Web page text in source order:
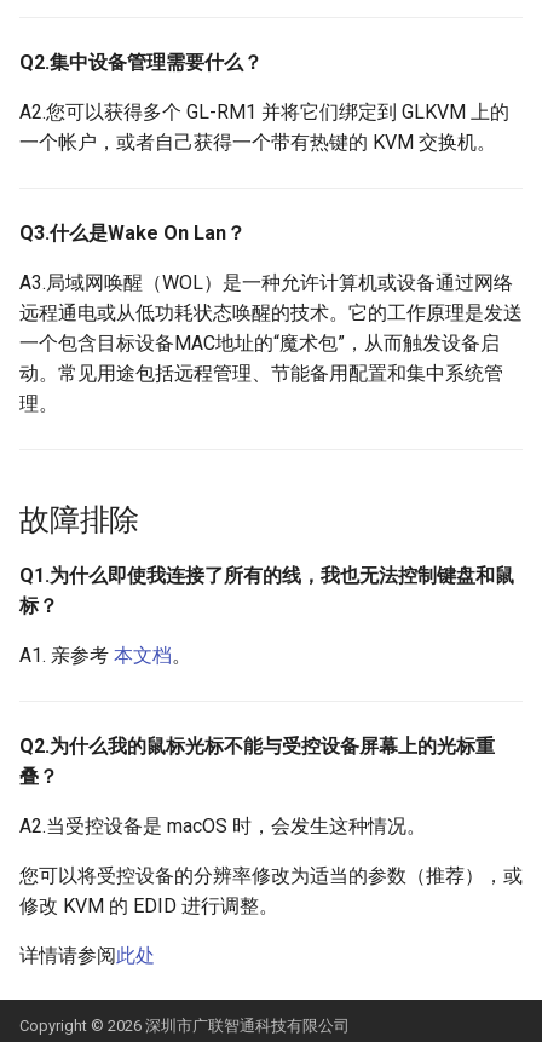
Q2.集中设备管理需要什么？
A2.您可以获得多个 GL-RM1 并将它们绑定到 GLKVM 上的
一个帐户，或者自己获得一个带有热键的 KVM 交换机。
Q3.什么是Wake On Lan？
A3.局域网唤醒（WOL）是一种允许计算机或设备通过网络
远程通电或从低功耗状态唤醒的技术。它的工作原理是发送
一个包含目标设备MAC地址的“魔术包”，从而触发设备启
动。常见用途包括远程管理、节能备用配置和集中系统管
理。
故障排除
Q1.为什么即使我连接了所有的线，我也无法控制键盘和鼠
标？
A1. 亲参考 本文档。
Q2.为什么我的鼠标光标不能与受控设备屏幕上的光标重
叠？
A2.当受控设备是 macOS 时，会发生这种情况。
您可以将受控设备的分辨率修改为适当的参数（推荐），或
修改 KVM 的 EDID 进行调整。
详情请参阅此处
Copyright © 2026 深圳市广联智通科技有限公司